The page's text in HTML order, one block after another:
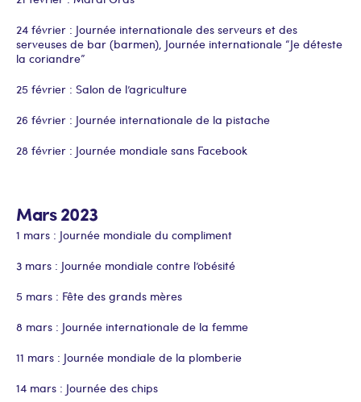
24 février : Journée internationale des serveurs et des
serveuses de bar (barmen), Journée internationale “Je déteste
la coriandre”
25 février : Salon de l’agriculture
26 février : Journée internationale de la pistache
28 février : Journée mondiale sans Facebook
Mars 2023
1 mars : Journée mondiale du compliment
3 mars : Journée mondiale contre l’obésité
5 mars : Fête des grands mères
8 mars : Journée internationale de la femme
11 mars : Journée mondiale de la plomberie
14 mars : Journée des chips